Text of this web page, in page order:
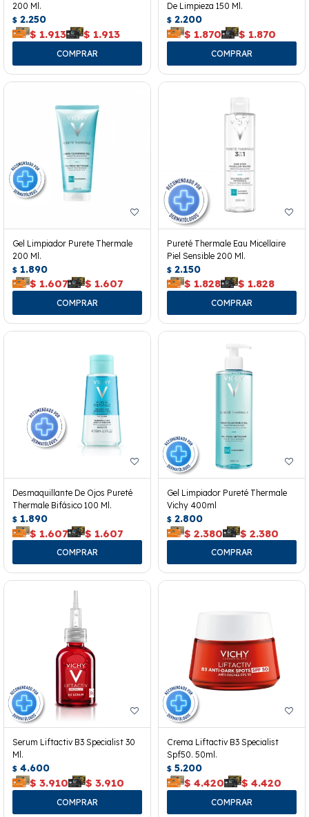
200 Ml.
$ 2.250
$ 1.913 $ 1.913
De Limpieza 150 Ml.
$ 2.200
$ 1.870 $ 1.870
Gel Limpiador Purete Thermale
200 Ml.
$ 1.890
$ 1.607 $ 1.607
Pureté Thermale Eau Micellaire
Piel Sensible 200 Ml.
$ 2.150
$ 1.828 $ 1.828
Desmaquillante De Ojos Pureté
Thermale Bifásico 100 Ml.
$ 1.890
$ 1.607 $ 1.607
Gel Limpiador Pureté Thermale
Vichy 400ml
$ 2.800
$ 2.380 $ 2.380
Serum Liftactiv B3 Specialist 30
Ml.
$ 4.600
$ 3.910 $ 3.910
Crema Liftactiv B3 Specialist
Spf50. 50ml.
$ 5.200
$ 4.420 $ 4.420